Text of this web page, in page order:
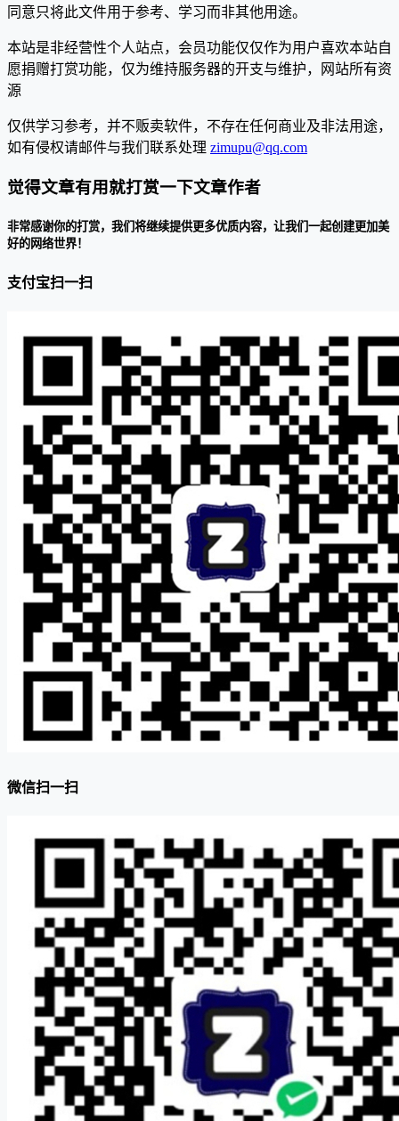
同意只将此文件用于参考、学习而非其他用途。
本站是非经营性个人站点，会员功能仅仅作为用户喜欢本站自
愿捐赠打赏功能，仅为维持服务器的开支与维护，网站所有资
源
仅供学习参考，并不贩卖软件，不存在任何商业及非法用途，
如有侵权请邮件与我们联系处理 zimupu@qq.com
觉得文章有用就打赏一下文章作者
非常感谢你的打赏，我们将继续提供更多优质内容，让我们一起创建更加美
好的网络世界！
支付宝扫一扫
微信扫一扫